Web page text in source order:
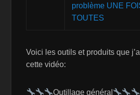
problème UNE
TOUTES
Voici les outils et produits que
cette vidéo:
Outillage général